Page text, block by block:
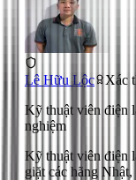
Lê Hữu Lộc
Xác
Kỹ thuật viên điện
nghiệm
Kỹ thuật viên điện
giặt các hãng Nhật,